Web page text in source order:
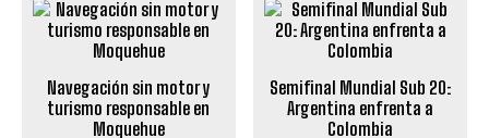
Navegación sin motor y
turismo responsable en
Moquehue
Semifinal Mundial Sub 20:
Argentina enfrenta a
Colombia